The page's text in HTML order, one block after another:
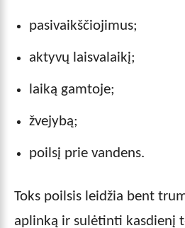
pasivaikščiojimus;
aktyvų laisvalaikį;
laiką gamtoje;
žvejybą;
poilsį prie vandens.
Toks poilsis leidžia bent
aplinką ir sulėtinti kasdienį